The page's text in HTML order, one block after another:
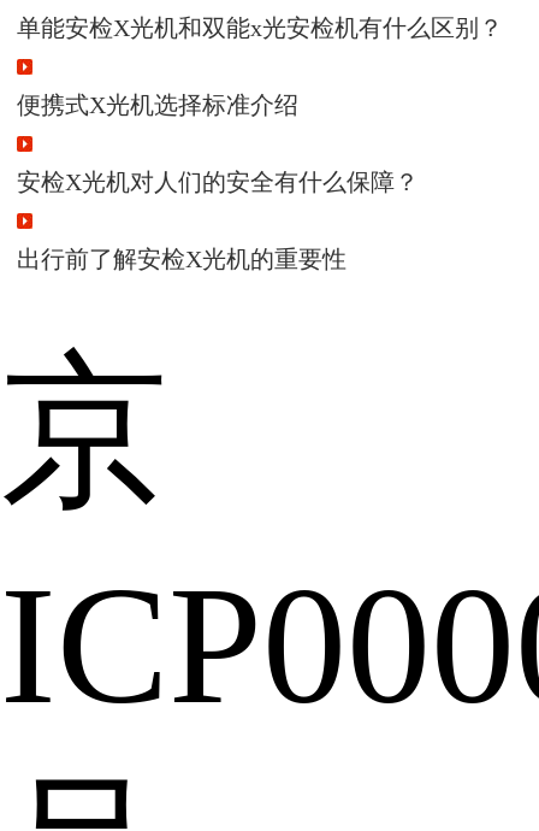
单能安检X光机和双能x光安检机有什么区别？
便携式X光机选择标准介绍
安检X光机对人们的安全有什么保障？
出行前了解安检X光机的重要性
京